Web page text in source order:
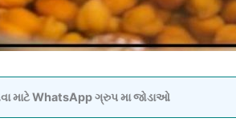
માટે WhatsApp ગ્રુપ મા જોડાઓ